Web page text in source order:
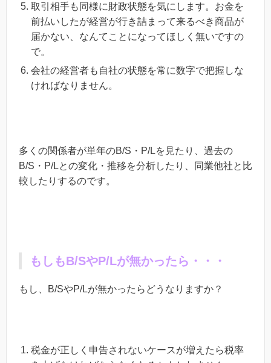
取引相手も同様に財政状態を気にします。お金を
前払いしたが経営が行き詰まって来るべき商品が
届かない、なんてことになってほしく無いですの
で。
会社の経営者も自社の状態を常に数字で把握しな
ければなりません。
多くの関係者が単年のB/S・P/Lを見たり、過去の
B/S・P/Lとの変化・推移を分析したり、同業他社と比
較したりするのです。
もしもB/SやP/Lが無かったら・・・
もし、B/SやP/Lが無かったらどうなりますか？
税金が正しく申告されないケースが増えたら税率